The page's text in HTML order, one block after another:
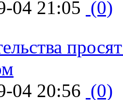
04 21:05 (0)
04 20:56 (0)